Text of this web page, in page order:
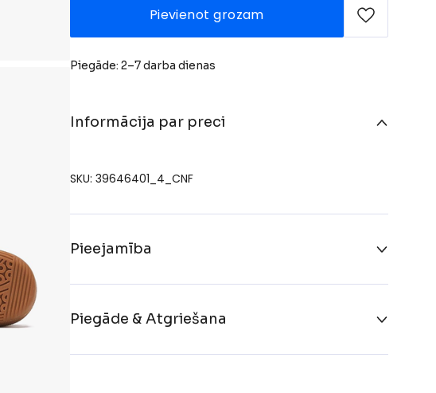
Pievienot grozam
Piegāde: 2–7 darba dienas
Informācija par preci
SKU: 39646401_4_CNF
Pieejamība
Piegāde & Atgriešana